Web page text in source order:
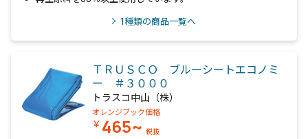
1種類の商品一覧へ
ＴＲＵＳＣＯ ブルーシートエコノミ
ー ＃３０００
トラスコ中山（株）
オレンジブック価格
￥ 465~ 税抜